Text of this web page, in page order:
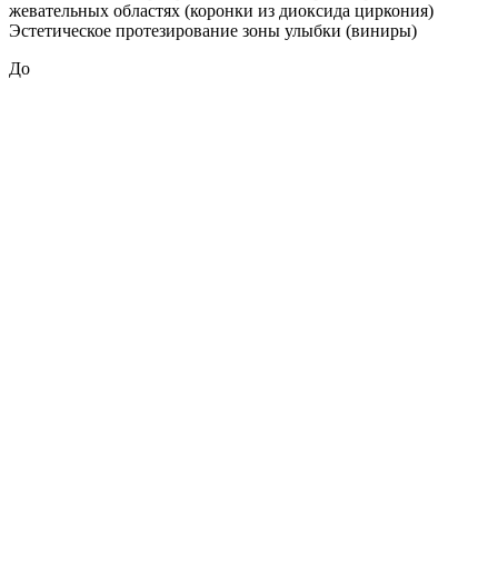
жевательных областях (коронки из диоксида циркония)
Эстетическое протезирование зоны улыбки (виниры)
До